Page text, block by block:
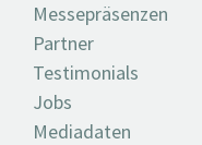
Messepräsenzen
Partner
Testimonials
Jobs
Mediadaten